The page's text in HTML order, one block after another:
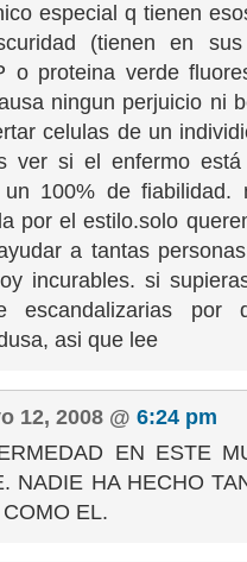
especial q tienen
(tienen en
o proteina verde
ningun perjuicio ni
celulas de un
ver si el enfermo está
100% de fiabilidad.
por el estilo.solo
a tantas
incurables. si
escandalizarias por
asi que lee
12, 2008 @ 6:24 pm
EN ESTE
NADIE HA HECHO
EL.